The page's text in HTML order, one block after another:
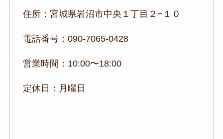
住所：宮城県岩沼市中央１丁目２−１０
電話番号：090-7065-0428
営業時間：10:00〜18:00
定休日：月曜日